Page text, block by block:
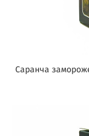
Саранча